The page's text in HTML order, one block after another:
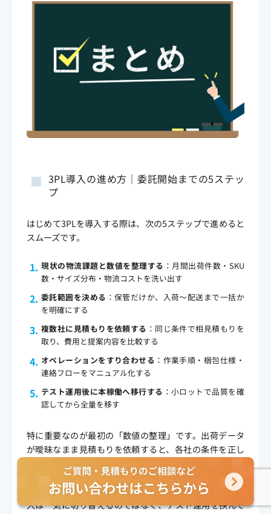
3PL導入の進め方｜委託開始までの5ステッ
プ
はじめて3PLを導入する際は、次の5ステップで進めると
スムーズです。
現状の物流課題と数値を整理する ：月間出荷件数・SKU
数・サイズ分布・物流コストを洗い出す
委託範囲を決める ：保管だけか、入荷〜配送まで一括か
を明確にする
複数社に見積もりを依頼する ：同じ条件で相見積もりを
取り、費用と提案内容を比較する
オペレーションをすり合わせる ：作業手順・梱包仕様・
連絡フローをマニュアル化する
テスト運用後に本稼働へ移行する ：小ロットで品質を確
認してから全量を移す
特に重要なのが最初の「数値の整理」です。出荷データ
が曖昧なまま見積もりを依頼すると、各社の条件を正し
す。逆に、自社の出荷実態を正確に共有できれば、3PL物
流会社からより精度の高い改善提案を引き出せます。導
入は一気に切り替えるのではなく、テスト運用を挟んで